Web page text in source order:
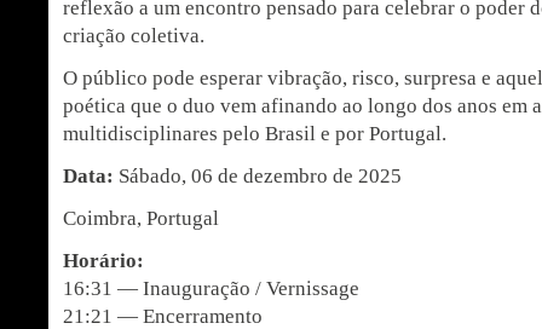
reflexão a um encontro pensado para celebrar o poder
criação coletiva.
O público pode esperar vibração, risco, surpresa e
poética que o duo vem afinando ao longo dos anos em
multidisciplinares pelo Brasil e por Portugal.
Data: Sábado, 06 de dezembro de 2025
Coimbra, Portugal
Horário:
16:31 — Inauguração / Vernissage
21:21 — Encerramento